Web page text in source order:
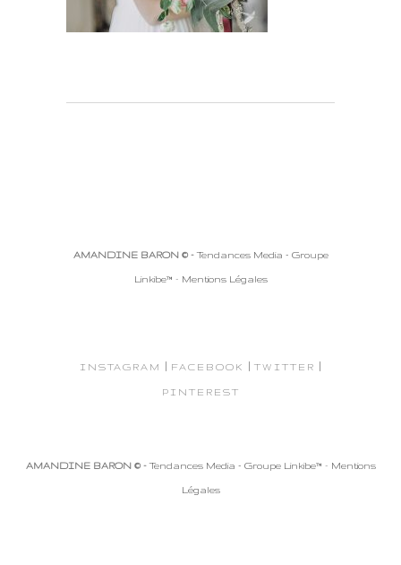
AMANDINE BARON © -Tendances Media - Groupe
Linkibe™ - Mentions Légales
INSTAGRAM | FACEBOOK | TWITTER |
PINTEREST
AMANDINE BARON © -Tendances Media - Groupe Linkibe™ - Mentions
Légales